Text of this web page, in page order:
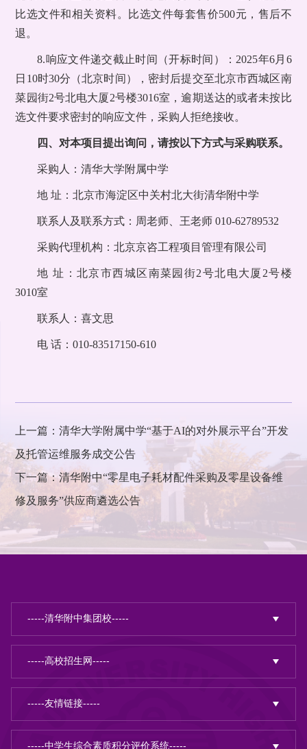
比选文件和相关资料。比选文件每套售价500元，售后不
退。
8.响应文件递交截止时间（开标时间）：2025年6月6
日10时30分（北京时间），密封后提交至北京市西城区南
菜园街2号北电大厦2号楼3016室，逾期送达的或者未按比
选文件要求密封的响应文件，采购人拒绝接收。
四、对本项目提出询问，请按以下方式与采购联系。
采购人：清华大学附属中学
地 址：北京市海淀区中关村北大街清华附中学
联系人及联系方式：周老师、王老师 010-62789532
采购代理机构：北京京咨工程项目管理有限公司
地 址：北京市西城区南菜园街2号北电大厦2号楼
3010室
联系人：喜文思
电 话：010-83517150-610
上一篇：清华大学附属中学“基于AI的对外展示平台”开发
及托管运维服务成交公告
下一篇：清华附中“零星电子耗材配件采购及零星设备维
修及服务”供应商遴选公告